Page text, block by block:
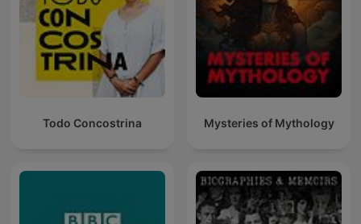
Todo Concostrina Mysteries of Mythology